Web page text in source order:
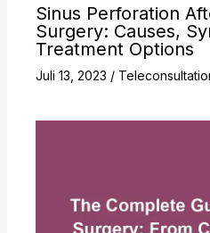
Sinus Perforation
Surgery: Causes,
Treatment Options
Juli 13, 2023 /